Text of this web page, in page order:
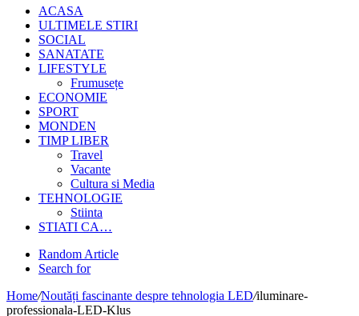
ACASA
ULTIMELE STIRI
SOCIAL
SANATATE
LIFESTYLE
Frumusețe
ECONOMIE
SPORT
MONDEN
TIMP LIBER
Travel
Vacante
Cultura si Media
TEHNOLOGIE
Stiinta
STIATI CA…
Random Article
Search for
Home/Noutăți fascinante despre tehnologia LED/iluminare-
professionala-LED-Klus